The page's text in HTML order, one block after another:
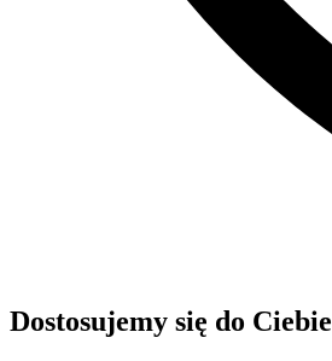
Dostosujemy się do Ciebie